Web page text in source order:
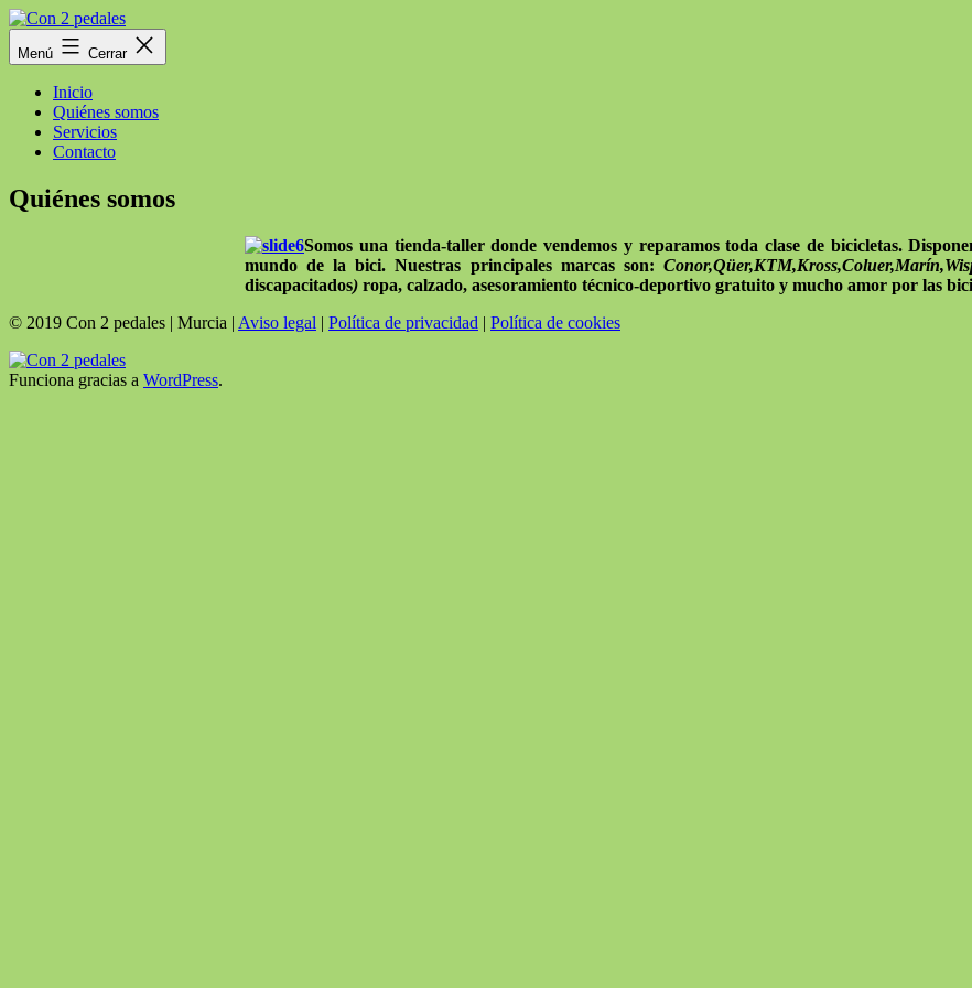
Saltar
al
contenido
Con
Menú Cerrar
Inicio
Quiénes somos
Servicios
Contacto
Quiénes somos
Somos una tienda-taller donde vendemos y reparamos toda clase de bicicletas.
mundo de la bici. Nuestras principales marcas son:
discapacitados) ropa, calzado, asesoramiento técnico-deportivo gratuito y mucho amor por las
© 2019 Con 2 pedales | Murcia | Aviso legal | Política de privacidad | Política de cookies
Funciona gracias a WordPress.